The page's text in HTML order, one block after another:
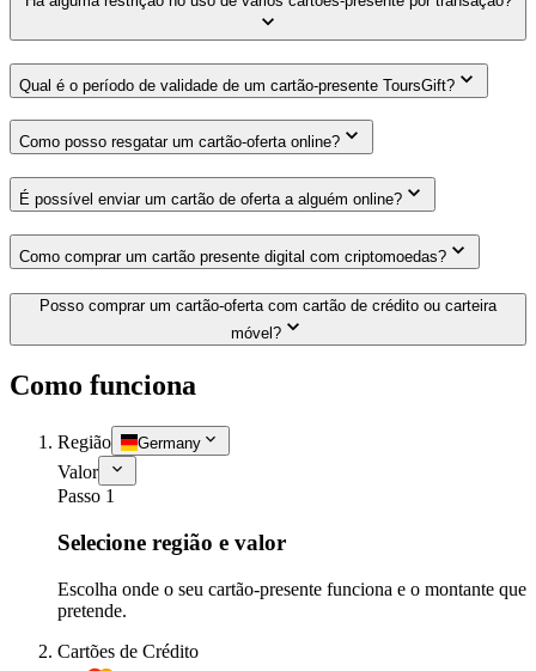
Qual é o período de validade de um cartão-presente ToursGift?
Como posso resgatar um cartão-oferta online?
É possível enviar um cartão de oferta a alguém online?
Como comprar um cartão presente digital com criptomoedas?
Posso comprar um cartão-oferta com cartão de crédito ou carteira
móvel?
Como funciona
Região Germany
Valor
Passo 1
Selecione região e valor
Escolha onde o seu cartão-presente funciona e o montante que
pretende.
Cartões de Crédito